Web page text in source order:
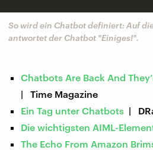
So wird ein Chatbot definiert: Auf
antwortet der Chatbot "Einiges!".
Chatbots Are Back And
| Time Magazine
Ein Tag unter Chatbots |
Die wichtigsten AIML-
The Echo From Amazon